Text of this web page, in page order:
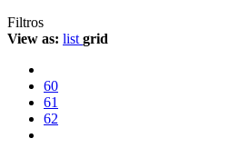
Filtros
View as: list grid
60
61
62